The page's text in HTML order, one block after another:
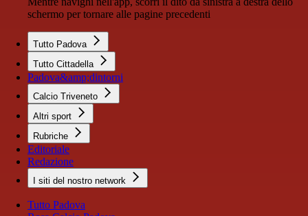
schermo per tornare alle pagine precedenti
Tutto Padova
Tutto Cittadella
Padova&amp;dintorni
Calcio Triveneto
Altri sport
Rubriche
Editoriale
Redazione
I siti del nostro network
Tutto Padova